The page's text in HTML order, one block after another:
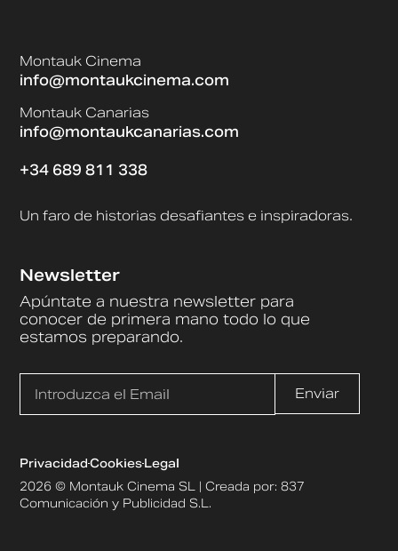
Montauk Cinema
info@montaukcinema.com
Montauk Canarias
info@montaukcanarias.com
+34 689 811 338
Un faro de historias desafiantes e inspiradoras.
Newsletter
Apúntate a nuestra newsletter para
conocer de primera mano todo lo que
estamos preparando.
Enviar
PrivacidadCookiesLegal
2026 © Montauk Cinema SL | Creada por:837
Comunicación y Publicidad S.L.